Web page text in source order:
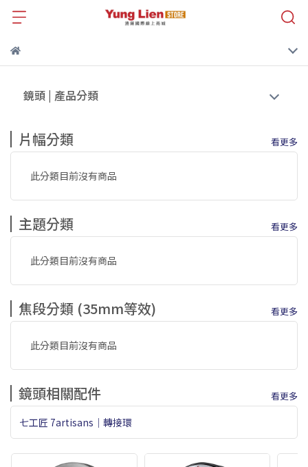
鏡頭 | 產品分類
片幅分類 看更多
此分類目前沒有商品
主題分類 看更多
此分類目前沒有商品
焦段分類 (35mm等效) 看更多
此分類目前沒有商品
鏡頭相關配件 看更多
七工匠 7artisans｜轉接環